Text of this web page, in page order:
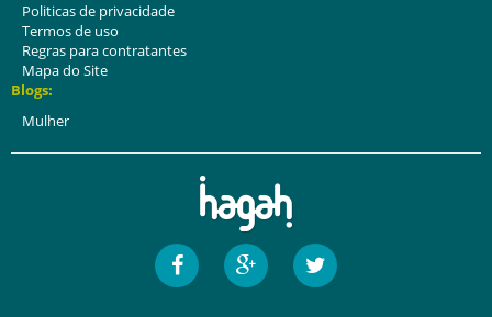
Politicas de privacidade
Termos de uso
Regras para contratantes
Mapa do Site
Blogs:
Mulher